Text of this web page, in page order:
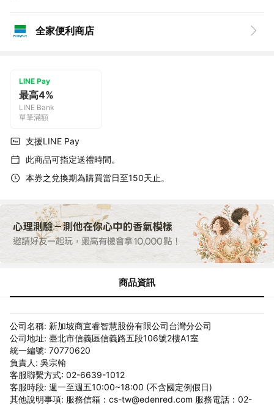
全家便利商店
LINE Pay
最高4%
LINE Bank
單筆滿額
支援LINE Pay
此商品可指定送禮時間。
本券之兌換期為購買當日至150天止。
商品資訊
公司名稱: 新加坡商宜睿智慧股份有限公司台灣分公司
公司地址: 臺北市信義區信義路五段106號2樓A1室
統一編號: 70770620
負責人: 吳宗翰
客服聯繫方式: 02-6639-1012
客服時段: 週一至週五10:00~18:00 (不含國定例假日)
其他說明事項: 服務信箱：cs-tw@edenred.com 服務電話：02-